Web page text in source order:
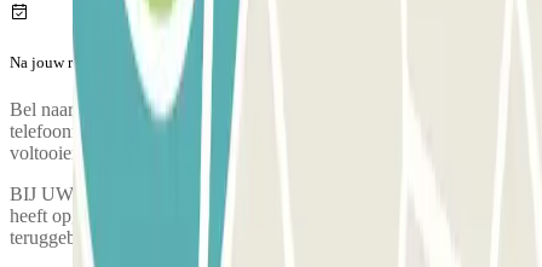
Na jouw reis
Bel naar de parkeergarage voor het ophalen van jouw auto. Het
telefoonnummer van de parkeergarage wordt gegeven na het
voltooien van de reservering
BIJ UW TERUGKEER: bel de parkeerplaats zodra u uw bagage
heeft opgehaald en ga naar de aankomsthal waar uw auto wordt
teruggebracht.